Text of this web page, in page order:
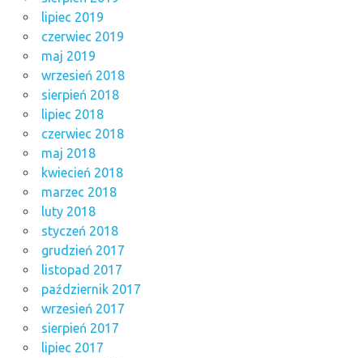
lipiec 2019
czerwiec 2019
maj 2019
wrzesień 2018
sierpień 2018
lipiec 2018
czerwiec 2018
maj 2018
kwiecień 2018
marzec 2018
luty 2018
styczeń 2018
grudzień 2017
listopad 2017
październik 2017
wrzesień 2017
sierpień 2017
lipiec 2017